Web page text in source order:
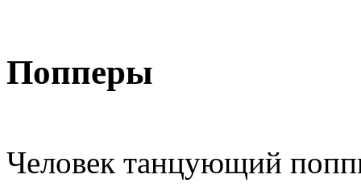
Попперы
Человек танцующий